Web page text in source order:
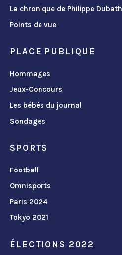
La chronique de Philippe Dubath
Points de vue
PLACE PUBLIQUE
Hommages
Jeux-Concours
Les bébés du journal
Sondages
SPORTS
Football
Omnisports
Paris 2024
Tokyo 2021
ÉLECTIONS 2022